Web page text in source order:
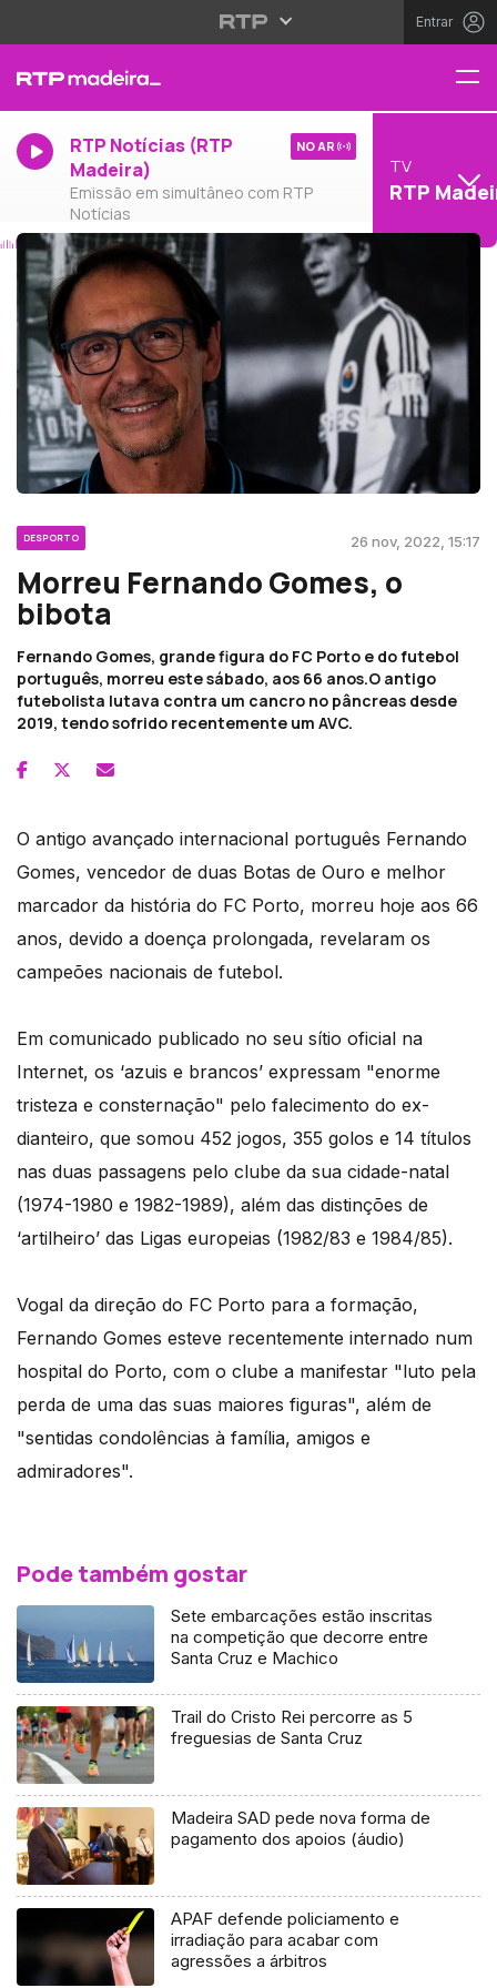
Entrar
RTP Notícias (RTP
Madeira)
Emissão em simultâneo com RTP
Notícias
NO AR
TV
RTP
DESPORTO 26 nov, 2022, 15:17
Morreu Fernando Gomes, o
bibota
Fernando Gomes, grande figura do FC Porto e do futebol
português, morreu este sábado, aos 66 anos.O antigo
futebolista lutava contra um cancro no pâncreas desde
2019, tendo sofrido recentemente um AVC.
O antigo avançado internacional português Fernando
Gomes, vencedor de duas Botas de Ouro e melhor
marcador da história do FC Porto, morreu hoje aos 66
anos, devido a doença prolongada, revelaram os
campeões nacionais de futebol.
Em comunicado publicado no seu sítio oficial na
Internet, os ‘azuis e brancos’ expressam "enorme
tristeza e consternação" pelo falecimento do ex-
dianteiro, que somou 452 jogos, 355 golos e 14 títulos
nas duas passagens pelo clube da sua cidade-natal
(1974-1980 e 1982-1989), além das distinções de
‘artilheiro’ das Ligas europeias (1982/83 e 1984/85).
Vogal da direção do FC Porto para a formação,
Fernando Gomes esteve recentemente internado num
hospital do Porto, com o clube a manifestar "luto pela
perda de uma das suas maiores figuras", além de
"sentidas condolências à família, amigos e
admiradores".
Pode também gostar
Sete embarcações estão inscritas
na competição que decorre entre
Santa Cruz e Machico
Trail do Cristo Rei percorre as 5
freguesias de Santa Cruz
Madeira SAD pede nova forma de
pagamento dos apoios (áudio)
APAF defende policiamento e
irradiação para acabar com
agressões a árbitros